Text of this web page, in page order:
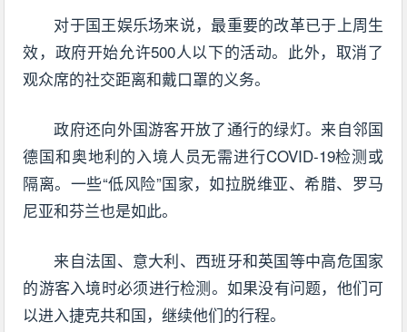
对于国王娱乐场来说，最重要的改革已于上周生
效，政府开始允许500人以下的活动。此外，取消了
观众席的社交距离和戴口罩的义务。
政府还向外国游客开放了通行的绿灯。来自邻国
德国和奥地利的入境人员无需进行COVID-19检测或
隔离。一些“低风险”国家，如拉脱维亚、希腊、罗马
尼亚和芬兰也是如此。
来自法国、意大利、西班牙和英国等中高危国家
的游客入境时必须进行检测。如果没有问题，他们可
以进入捷克共和国，继续他们的行程。